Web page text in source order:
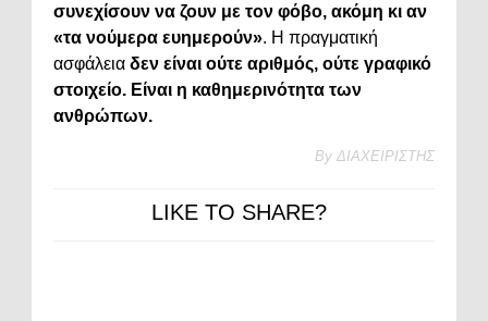
συνεχίσουν να ζουν με τον φόβο, ακόμη κι αν
«τα νούμερα ευημερούν». Η πραγματική
ασφάλεια δεν είναι ούτε αριθμός, ούτε γραφικό
στοιχείο. Είναι η καθημερινότητα των
ανθρώπων.
By ΔΙΑΧΕΙΡΙΣΤΗΣ
LIKE TO SHARE?